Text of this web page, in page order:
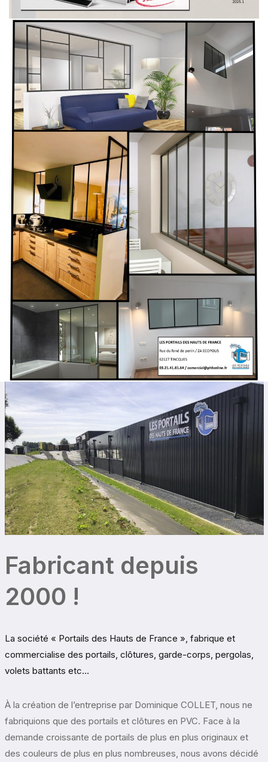
Fabricant depuis
2000 !
La société « Portails des Hauts de France », fabrique et
commercialise des portails, clôtures, garde-corps, pergolas,
volets battants etc…
À la création de l’entreprise par Dominique COLLET, nous ne
fabriquions que des portails et clôtures en PVC. Face à la
demande croissante de portails de plus en plus originaux et
des couleurs de plus en plus nombreuses, nous avons décidé